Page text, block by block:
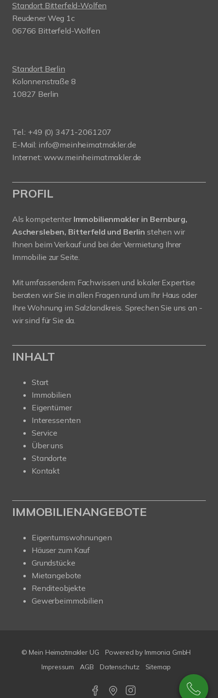
Standort Bitterfeld-Wolfen
Reudener Weg 1c
06766 Bitterfeld-Wolfen
Standort Berlin
Kolonnenstraße 8
10827 Berlin
Tel.: +49 (0) 3471-2061207
E-Mail: info@meinheimatmakler.de
Internet: www.meinheimatmakler.de
PROFIL
Als kompetenter Immobilienmakler in Bernburg,
Aschersleben, Bitterfeld und Berlin stehen wir
Ihnen beim Verkauf und bei der Vermietung Ihrer
Immobilie zur Seite.
Mit umfassendem Fachwissen und lokaler Expertise
beraten wir Sie in allen Fragen rund um Ihr Haus oder
Ihre Wohnung im Salzlandkreis. Sprechen Sie uns an -
wir sind für Sie da.
INHALT
Start
Immobilien
Eigentümer
Interessenten
Service
Über uns
Standorte
Kontakt
IMMOBILIENANGEBOTE
Eigentumswohnungen
Häuser zum Kauf
Grundstücke
Mietangebote
Renditeobjekte
Gewerbeimmobilien
© Mein Heimatmakler UG
Powered by Immonia GmbH
Impressum
AGB Datenschutz Sitemap